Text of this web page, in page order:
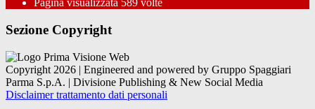
Pagina visualizzata 589 volte
Sezione Copyright
Copyright 2026 | Engineered and powered by Gruppo Spaggiari
Parma S.p.A. | Divisione Publishing & New Social Media
Disclaimer trattamento dati personali